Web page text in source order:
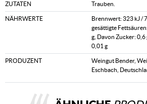
ZUTATEN Trauben.
NÄHRWERTE
Brennwert: 323 kJ /
gesättigte
g, Davon Zucker: 0,6
0,01 g
PRODUZENT
Weingut Bender,
Eschbach,